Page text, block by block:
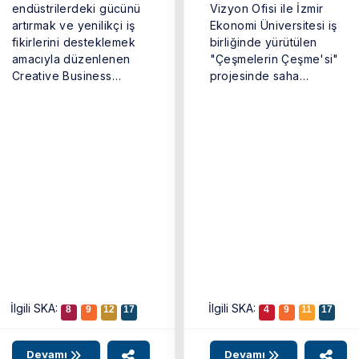
endüstrilerdeki gücünü
artırmak ve yenilikçi iş
fikirlerini desteklemek
amacıyla düzenlenen
Creative Business
İlgili SKA: 8 9 12 17
Devamı
Vizyon Ofisi ile İzmir
Ekonomi Üniversitesi iş
birliğinde yürütülen
"Çeşmelerin Çeşme'si"
projesinde saha
İlgili SKA: 4 9 11 17
Devamı